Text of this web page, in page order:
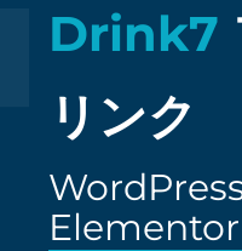
Drink7
リンク